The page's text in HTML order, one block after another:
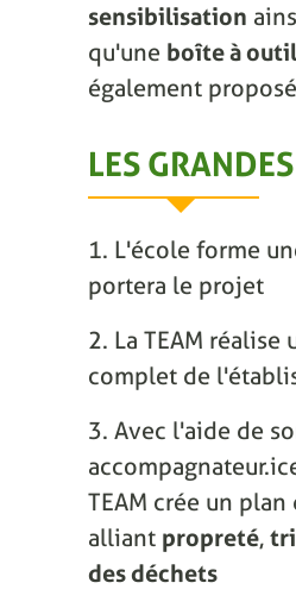
sensibilisation
qu'une boîte à
également
LES
1. L'école forme
portera le projet
2. La TEAM réalise
complet de
3. Avec l'aide de
TEAM crée un
alliant propreté, tri
des déchets